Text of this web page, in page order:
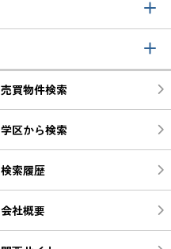
売買物件検索
学区から検索
検索履歴
会社概要